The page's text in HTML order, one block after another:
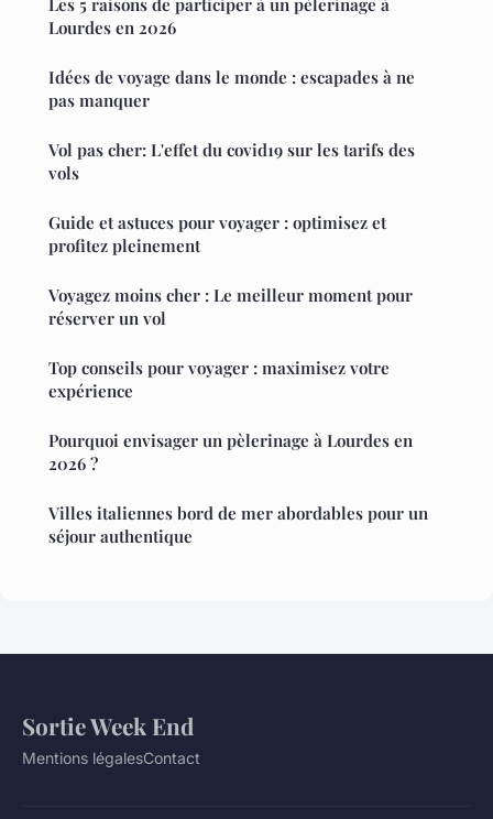
Lourdes en 2026
Idées de voyage dans le monde : escapades à ne
pas manquer
Vol pas cher: L'effet du covid19 sur les tarifs des
vols
Guide et astuces pour voyager : optimisez et
profitez pleinement
Voyagez moins cher : Le meilleur moment pour
réserver un vol
Top conseils pour voyager : maximisez votre
expérience
Pourquoi envisager un pèlerinage à Lourdes en
2026 ?
Villes italiennes bord de mer abordables pour un
séjour authentique
Sortie Week End
Mentions légalesContact